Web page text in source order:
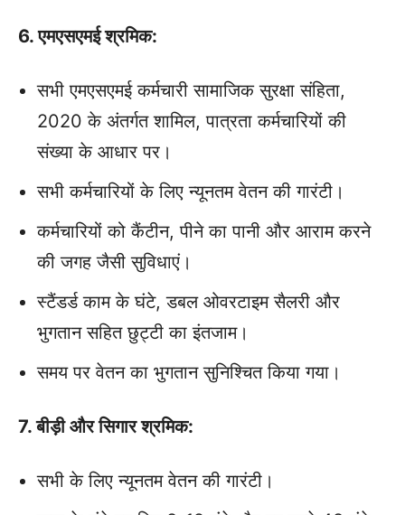
6. एमएसएमई श्रमिक:
सभी एमएसएमई कर्मचारी सामाजिक सुरक्षा संहिता,
2020 के अंतर्गत शामिल, पात्रता कर्मचारियों की
संख्या के आधार पर।
सभी कर्मचारियों के लिए न्‍यूनतम वेतन की गारंटी।
कर्मचारियों को कैंटीन, पीने का पानी और आराम करने
की जगह जैसी सुविधाएं।
स्टैंडर्ड काम के घंटे, डबल ओवरटाइम सैलरी और
भुगतान सहित छुट्टी का इंतजाम।
समय पर वेतन का भुगतान सुनिश्चित किया गया।
7. बीड़ी और सिगार श्रमिक:
सभी के लिए न्यूनतम वेतन की गारंटी।